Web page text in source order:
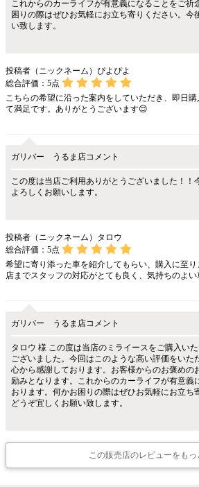
これからのカーライフが有意義になることをご祈
困りの際はぜひお気軽にお立ち寄りください。今
い致します。
投稿者（ニックネーム）ぴよぴよ
総合評価： 5点
こちらの希望に沿った案内をしていただき、即日
て満足です。ありがとうございます😊
ガリバー うるま店コメント
この度は当店ご利用ありがとうございました！！
よろしくお願いします。
投稿者（ニックネーム）タロウ
総合評価： 5点
希望に寄り添った車を紹介してもらい、購入に至
店までスタッフの対応がとても良く、気持ちのよい
ガリバー うるま店コメント
タロウ 様 この度は当店のミライースをご購入い
ございました。今回はこのような高い評価をいた
心から感謝しております。お客様からのお褒めの
励みとなります。これからのカーライフが有意義
おります。何かお困りの際はぜひお気軽にお立ち
どうぞ宜しくお願い致します。
この販売店のレビューをもっ